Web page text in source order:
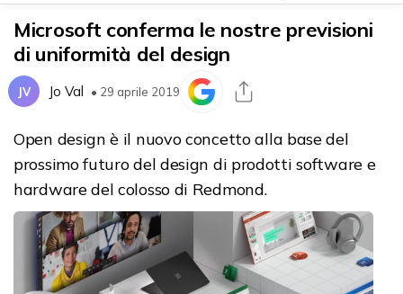
Microsoft conferma le nostre previsioni
di uniformità del design
JV Jo Val • 29 aprile 2019
Open design è il nuovo concetto alla base del
prossimo futuro del design di prodotti software e
hardware del colosso di Redmond.